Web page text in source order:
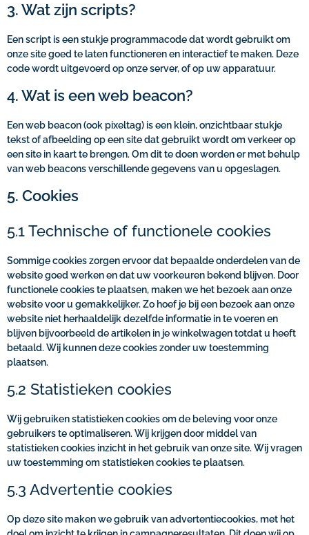
3. Wat zijn scripts?
Een script is een stukje programmacode dat wordt gebruikt om
onze site goed te laten functioneren en interactief te maken. Deze
code wordt uitgevoerd op onze server, of op uw apparatuur.
4. Wat is een web beacon?
Een web beacon (ook pixeltag) is een klein, onzichtbaar stukje
tekst of afbeelding op een site dat gebruikt wordt om verkeer op
een site in kaart te brengen. Om dit te doen worden er met behulp
van web beacons verschillende gegevens van u opgeslagen.
5. Cookies
5.1 Technische of functionele cookies
Sommige cookies zorgen ervoor dat bepaalde onderdelen van de
website goed werken en dat uw voorkeuren bekend blijven. Door
functionele cookies te plaatsen, maken we het bezoek aan onze
website voor u gemakkelijker. Zo hoef je bij een bezoek aan onze
website niet herhaaldelijk dezelfde informatie in te voeren en
blijven bijvoorbeeld de artikelen in je winkelwagen totdat u heeft
betaald. Wij kunnen deze cookies zonder uw toestemming
plaatsen.
5.2 Statistieken cookies
Wij gebruiken statistieken cookies om de beleving voor onze
gebruikers te optimaliseren. Wij krijgen door middel van
statistieken cookies inzicht in het gebruik van onze site. Wij vragen
uw toestemming om statistieken cookies te plaatsen.
5.3 Advertentie cookies
Op deze site maken we gebruik van advertentiecookies, met het